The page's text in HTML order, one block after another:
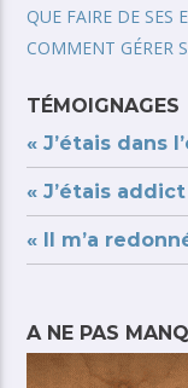
QUE FAIRE DE SES
COMMENT GÉRER
TÉMOIGNAGES
« J’étais dans
« J’étais
« Il m’a
A NE PAS